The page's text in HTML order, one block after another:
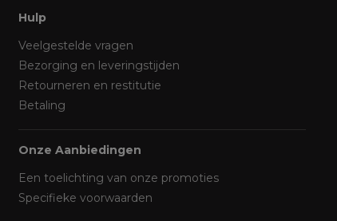
Hulp
Veelgestelde vragen
Bezorging en leveringstijden
Retourneren en restitutie
Betaling
Onze Aanbiedingen
Een toelichting van onze promoties
Specifieke voorwaarden